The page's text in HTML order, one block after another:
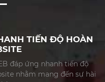
TIẾN ĐỘ HOÀN
đáp ứng nhanh tiến độ
nhằm mang đến sự hài